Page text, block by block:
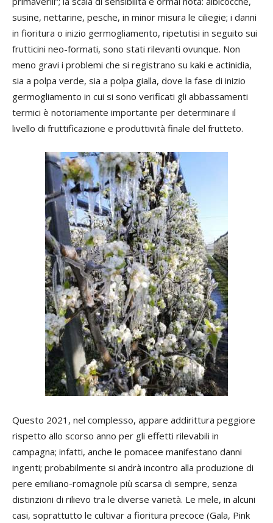
susine, nettarine, pesche, in minor misura le ciliegie; i danni
in fioritura o inizio germogliamento, ripetutisi in seguito sui
frutticini neo-formati, sono stati rilevanti ovunque. Non
meno gravi i problemi che si registrano su kaki e actinidia,
sia a polpa verde, sia a polpa gialla, dove la fase di inizio
germogliamento in cui si sono verificati gli abbassamenti
termici è notoriamente importante per determinare il
livello di fruttificazione e produttività finale del frutteto.
Questo 2021, nel complesso, appare addirittura peggiore
rispetto allo scorso anno per gli effetti rilevabili in
campagna; infatti, anche le pomacee manifestano danni
ingenti; probabilmente si andrà incontro alla produzione di
pere emiliano-romagnole più scarsa di sempre, senza
distinzioni di rilievo tra le diverse varietà. Le mele, in alcuni
casi, soprattutto le cultivar a fioritura precoce (Gala, Pink